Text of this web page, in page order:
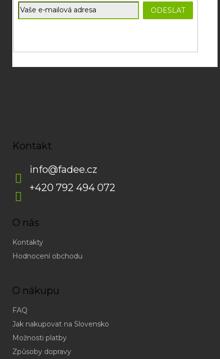
E-mail
ODESLAT
Kontakt
info@fadee.cz
+420 792 494 072
O nás
Kontakty
Hodnocení obchodu
O nákupu
FAQ
Jak nakupovat na Slovensko
Možnosti platby
Způsoby dopravy